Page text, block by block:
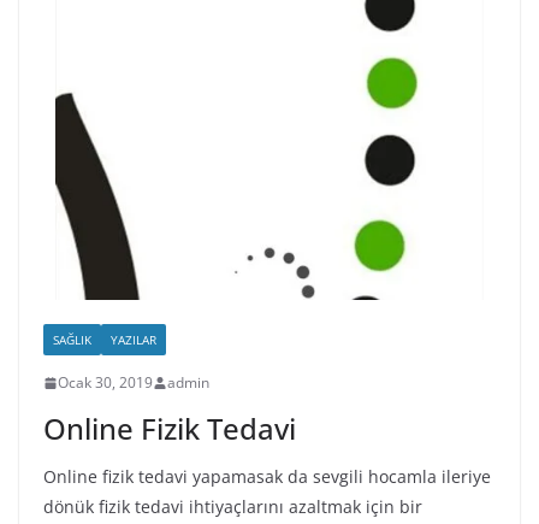
SAĞLIK YAZILAR
Ocak 30, 2019 admin
Online Fizik Tedavi
Online fizik tedavi yapamasak da sevgili hocamla ileriye
dönük fizik tedavi ihtiyaçlarını azaltmak için bir